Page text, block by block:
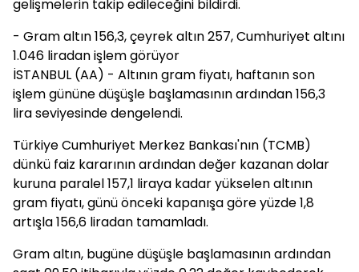
gelişmelerin takip edileceğini bildirdi.
- Gram altın 156,3, çeyrek altın 257, Cumhuriyet altını
1.046 liradan işlem görüyor
İSTANBUL (AA) - Altının gram fiyatı, haftanın son
işlem gününe düşüşle başlamasının ardından 156,3
lira seviyesinde dengelendi.
Türkiye Cumhuriyet Merkez Bankası'nın (TCMB)
dünkü faiz kararının ardından değer kazanan dolar
kuruna paralel 157,1 liraya kadar yükselen altının
gram fiyatı, günü önceki kapanışa göre yüzde 1,8
artışla 156,6 liradan tamamladı.
Gram altın, bugüne düşüşle başlamasının ardından